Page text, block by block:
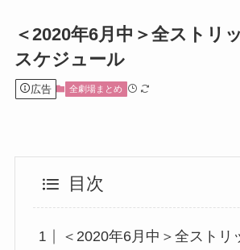
＜2020年6月中＞全ストリ
スケジュール
広告 全劇場まとめ
目次
＜2020年6月中＞全ストリ